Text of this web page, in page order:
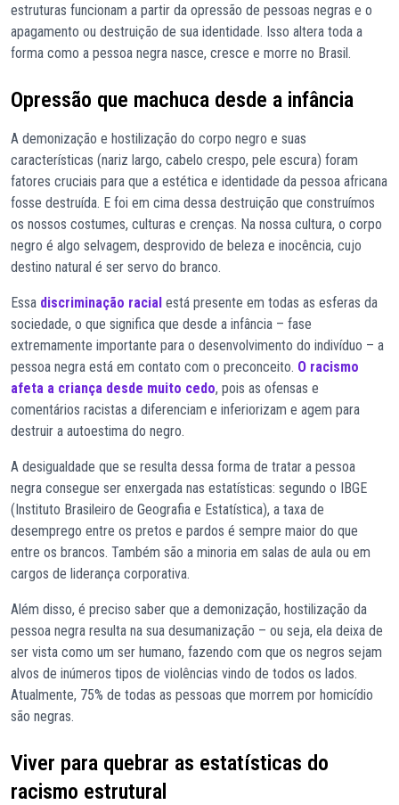
estruturas funcionam a partir da opressão de pessoas negras e o
apagamento ou destruição de sua identidade. Isso altera toda a
forma como a pessoa negra nasce, cresce e morre no Brasil.
Opressão que machuca desde a infância
A demonização e hostilização do corpo negro e suas
características (nariz largo, cabelo crespo, pele escura) foram
fatores cruciais para que a estética e identidade da pessoa africana
fosse destruída. E foi em cima dessa destruição que construímos
os nossos costumes, culturas e crenças. Na nossa cultura, o corpo
negro é algo selvagem, desprovido de beleza e inocência, cujo
destino natural é ser servo do branco.
Essa discriminação racial está presente em todas as esferas da
sociedade, o que significa que desde a infância – fase
extremamente importante para o desenvolvimento do indivíduo – a
pessoa negra está em contato com o preconceito. O racismo
afeta a criança desde muito cedo, pois as ofensas e
comentários racistas a diferenciam e inferiorizam e agem para
destruir a autoestima do negro.
A desigualdade que se resulta dessa forma de tratar a pessoa
negra consegue ser enxergada nas estatísticas: segundo o IBGE
(Instituto Brasileiro de Geografia e Estatística), a taxa de
desemprego entre os pretos e pardos é sempre maior do que
entre os brancos. Também são a minoria em salas de aula ou em
cargos de liderança corporativa.
Além disso, é preciso saber que a demonização, hostilização da
pessoa negra resulta na sua desumanização – ou seja, ela deixa de
ser vista como um ser humano, fazendo com que os negros sejam
alvos de inúmeros tipos de violências vindo de todos os lados.
Atualmente, 75% de todas as pessoas que morrem por homicídio
são negras.
Viver para quebrar as estatísticas do
racismo estrutural